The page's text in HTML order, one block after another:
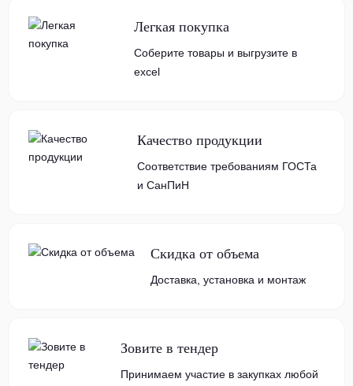
Легкая покупка
Соберите товары и выгрузите в
excel
Качество продукции
Соответствие требованиям ГОСТа
и СанПиН
Скидка от объема
Доставка, установка и монтаж
Зовите в тендер
Принимаем участие в закупках любой